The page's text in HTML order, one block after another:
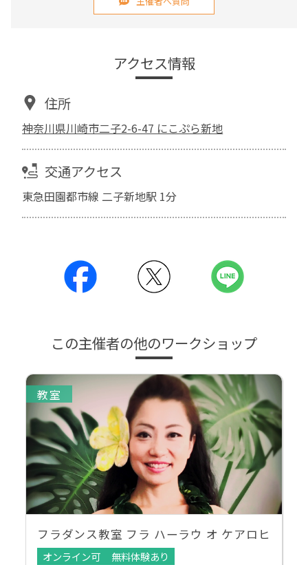
アクセス情報
住所
神奈川県川崎市二子2-6-47 にこぷら新地
交通アクセス
東急田園都市線 二子新地駅 1分
この主催者の他のワークショップ
教室
フラダンス教室 フラ ハーラウ オ ケアロヒ
オンライン可
無料体験あり